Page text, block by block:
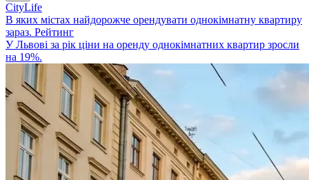
CityLife
В яких містах найдорожче орендувати однокімнатну квартиру
зараз. Рейтинг
У Львові за рік ціни на оренду однокімнатних квартир зросли
на 19%.